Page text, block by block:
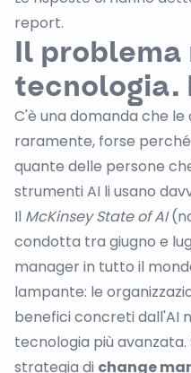
report.
Il problema
tecnologia.
C'è una domanda che le
raramente, forse
quante delle persone
strumenti AI li usano
Il McKinsey State of AI
condotta tra giugno e
manager in tutto il
lampante: le
benefici concreti dall'AI
tecnologia più avanzata.
strategia di change